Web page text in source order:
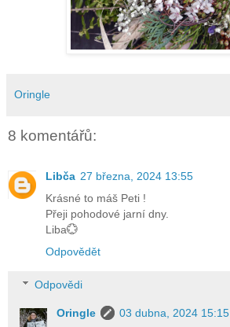
Oringle
8 komentářů:
Libča 27 března, 2024 13:55
Krásné to máš Peti !
Přeji pohodové jarní dny.
Liba💮
Odpovědět
Odpovědi
Oringle
03 dubna, 2024 15:15